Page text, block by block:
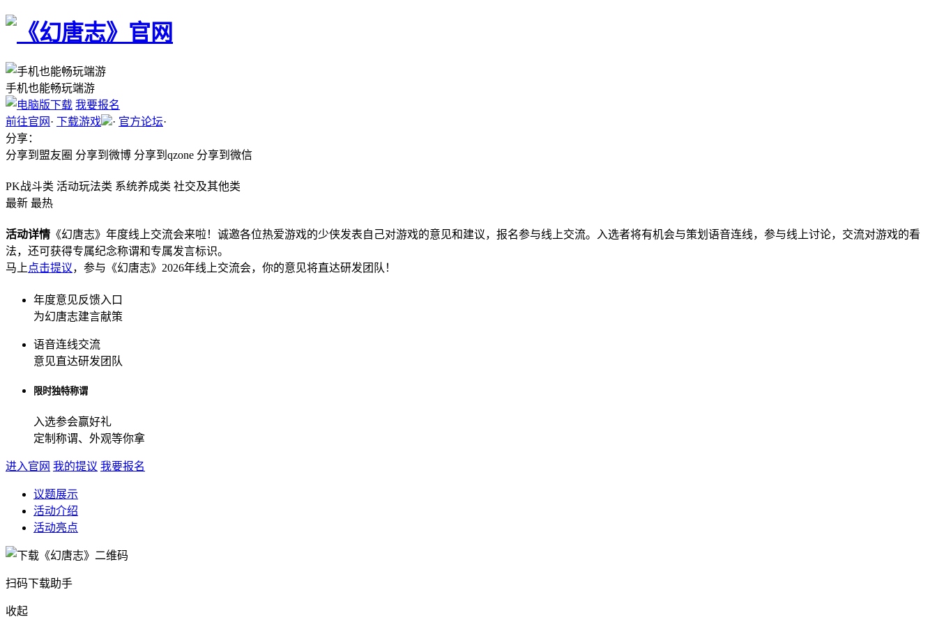
手机也能畅玩端游
我要报名
前往官网 · 下载游戏 · 官方论坛·
分享：
分享到盟友圈 分享到微博 分享到qzone 分享到微信
PK战斗类 活动玩法类 系统养成类 社交及其他类
最新 最热
活动详情 《幻唐志》年度线上交流会来啦！诚邀各位热爱游戏的少侠发表自己对游戏的意见和建议，报名参与线上交流。入选者将有机会与策划语音连线，参与线上讨论，交流对游戏的看
法，还可获得专属纪念称谓和专属发言标识。
马上点击提议，参与《幻唐志》2026年线上交流会，你的意见将直达研发团队！
年度意见反馈入口
为幻唐志建言献策
语音连线交流
意见直达研发团队
限时独特称谓
入选参会赢好礼
定制称谓、外观等你拿
进入官网 我的提议 我要报名
议题展示
活动介绍
活动亮点
扫码下载助手
收起